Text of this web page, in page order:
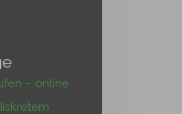
– online